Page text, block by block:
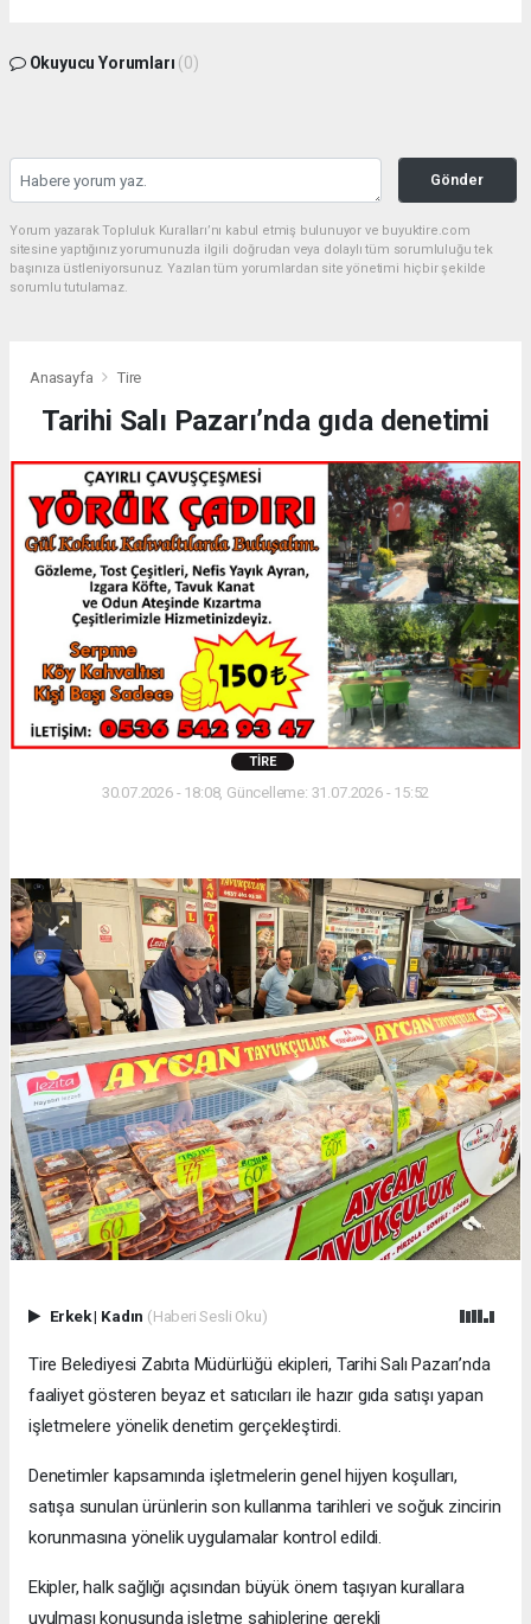
Okuyucu Yorumları (0)
Gönder
Yorum yazarak Topluluk Kuralları’nı kabul etmiş bulunuyor ve buyuktire.com
sitesine yaptığınız yorumunuzla ilgili doğrudan veya dolaylı tüm sorumluluğu tek
başınıza üstleniyorsunuz. Yazılan tüm yorumlardan site yönetimi hiçbir şekilde
sorumlu tutulamaz.
Anasayfa Tire
Tarihi Salı Pazarı’nda gıda denetimi
TIRE
30.07.2026 - 18:08, Güncelleme: 31.07.2026 - 15:52
Erkek| Kadın (Haberi Sesli Oku)
Tire Belediyesi Zabıta Müdürlüğü ekipleri, Tarihi Salı Pazarı’nda
faaliyet gösteren beyaz et satıcıları ile hazır gıda satışı yapan
işletmelere yönelik denetim gerçekleştirdi.
Denetimler kapsamında işletmelerin genel hijyen koşulları,
satışa sunulan ürünlerin son kullanma tarihleri ve soğuk zincirin
korunmasına yönelik uygulamalar kontrol edildi.
Ekipler, halk sağlığı açısından büyük önem taşıyan kurallara
uyulması konusunda işletme sahiplerine gerekli